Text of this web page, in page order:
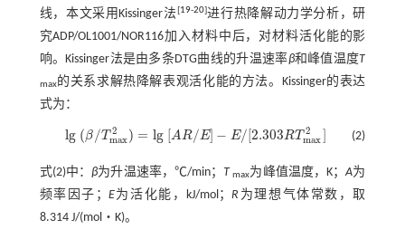
线，本文采用Kissinger法[19-20]进行热降解动力学分析，研
究ADP/OL1001/NOR116加入材料中后，对材料活化能的影
响。Kissinger法是由多条DTG曲线的升温速率β和峰值温度T
max的关系求解热降解表观活化能的方法。Kissinger的表达
式为：
lg (β /T 2
max) = lg [AR/E] − E/[2.303RT 2
max]
lg (β/Tmax2) = g [ AR E]-E/[2.303 RTm ax2] (2)
式(2)中：β为升温速率，℃/min；T max为峰值温度，K；A为
频率因子； E为活化能，kJ/mol；R 为理想气体常数，取
8.314 J/(mol‧K)。